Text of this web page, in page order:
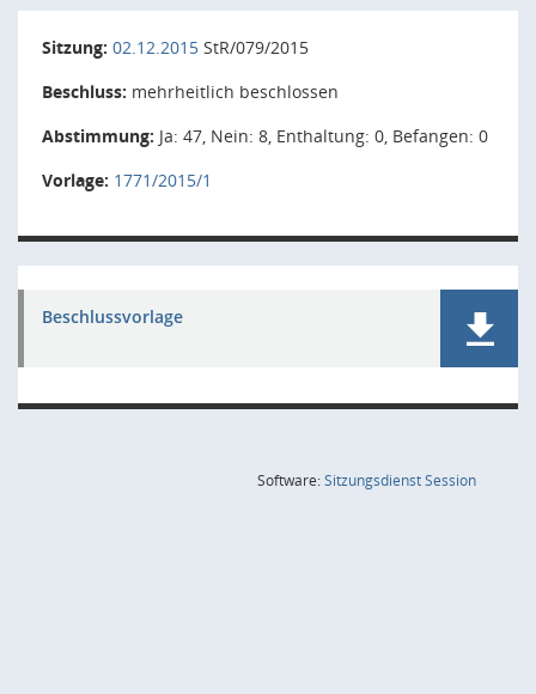
Sitzung: 02.12.2015 StR/079/2015
Beschluss: mehrheitlich beschlossen
Abstimmung: Ja: 47, Nein: 8, Enthaltung: 0, Befangen: 0
Vorlage: 1771/2015/1
Beschlussvorlage
Software:SitzungsdienstSession(Wird in